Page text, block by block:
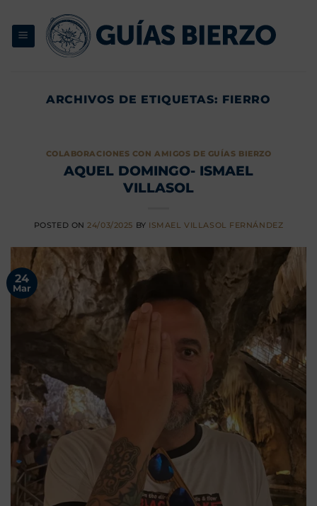
contenido
ARCHIVOS DE ETIQUETAS: FIERRO
COLABORACIONES CON AMIGOS DE GUÍAS BIERZO
AQUEL DOMINGO- ISMAEL
VILLASOL
POSTED ON24/03/2025 BY ISMAEL VILLASOL FERNÁNDEZ
24
Mar